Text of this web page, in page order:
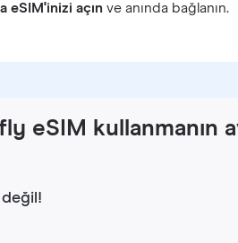
eSIM'inizi açın ve anında bağlanın.
eSIM kullanmanın
değil!